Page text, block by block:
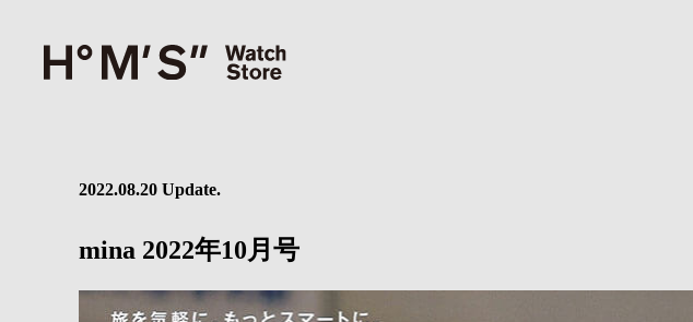
2022.08.20 Update.
mina 2022年10月号